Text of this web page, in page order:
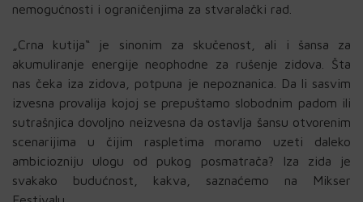
nemogućnosti i ograničenjima za stvaralački rad.
„Crna kutija“ je sinonim za skučenost, ali i šansa za
akumuliranje energije neophodne za rušenje zidova. Šta
nas čeka iza zidova, potpuna je nepoznanica. Da li sasvim
izvesna provalija kojoj se prepuštamo slobodnim padom ili
sutrašnjica dovoljno neizvesna da ostavlja šansu otvorenim
scenarijima u čijim raspletima moramo uzeti daleko
ambiciozniju ulogu od pukog posmatrača? Iza zida je
svakako budućnost, kakva, saznaćemo na Mikser